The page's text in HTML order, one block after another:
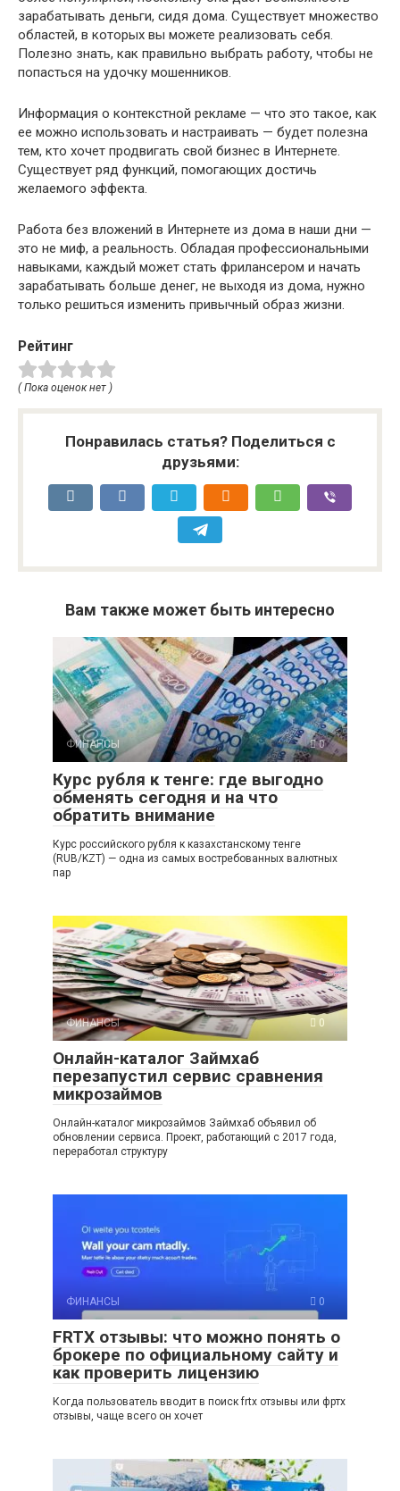
зарабатывать деньги, сидя дома. Существует множество
областей, в которых вы можете реализовать себя.
Полезно знать, как правильно выбрать работу, чтобы не
попасться на удочку мошенников.
Информация о контекстной рекламе — что это такое, как
ее можно использовать и настраивать — будет полезна
тем, кто хочет продвигать свой бизнес в Интернете.
Существует ряд функций, помогающих достичь
желаемого эффекта.
Работа без вложений в Интернете из дома в наши дни —
это не миф, а реальность. Обладая профессиональными
навыками, каждый может стать фрилансером и начать
зарабатывать больше денег, не выходя из дома, нужно
только решиться изменить привычный образ жизни.
Рейтинг
( Пока оценок нет )
Понравилась статья? Поделиться с
друзьями:
Вам также может быть интересно
ФИНАНСЫ 0
Курс рубля к тенге: где выгодно
обменять сегодня и на что
обратить внимание
Курс российского рубля к казахстанскому тенге
(RUB/KZT) — одна из самых востребованных валютных
пар
ФИНАНСЫ 0
Онлайн-каталог Займхаб
перезапустил сервис сравнения
микрозаймов
Онлайн-каталог микрозаймов Займхаб объявил об
обновлении сервиса. Проект, работающий с 2017 года,
переработал структуру
ФИНАНСЫ 0
FRTX отзывы: что можно понять о
брокере по официальному сайту и
как проверить лицензию
Когда пользователь вводит в поиск frtx отзывы или фртх
отзывы, чаще всего он хочет